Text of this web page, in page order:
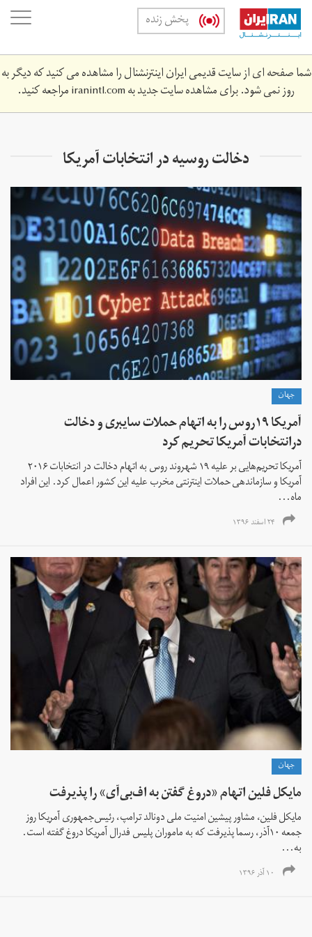
Skip
main
content
پخش زنده
شما صفحه ای از سایت قدیمی ایران اینترنشنال را مشاهده می کنید که دیگر به
روز نمی شود. برای مشاهده سایت جدید بهiranintl.comمراجعه کنید.
دخالت روسیه در انتخابات آمریکا
جهان
آمریکا ۱۹روس را به اتهام حملات سایبری و دخالت
درانتخابات آمریکا تحریم کرد
آمریکا تحریم‌هایی بر علیه ۱۹ شهروند روس به اتهام دخالت در انتخابات ۲۰۱۶
آمریکا و سازماندهی حملات اینترنتی مخرب علیه این کشور اعمال کرد. این افراد
ماه...
۲۴ اسفند ۱۳۹۶
جهان
مایکل فلین اتهام «دروغ گفتن به اف‌بی‌آی» را پذیرفت
مایکل فلین، مشاور پیشین امنیت ملی دونالد ترامپ، رئیس‌جمهوری آمریکا روز
جمعه ۱۰آذر، رسما پذیرفت که به ماموران پلیس فدرال آمریکا دروغ گفته است.
به...
۱۰ آذر ۱۳۹۶